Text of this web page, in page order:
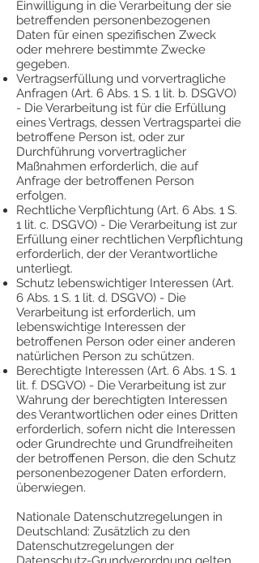
Einwilligung in die Verarbeitung der sie
betreffenden personenbezogenen
Daten für einen spezifischen Zweck
oder mehrere bestimmte Zwecke
gegeben.
Vertragserfüllung und vorvertragliche
Anfragen (Art. 6 Abs. 1 S. 1 lit. b. DSGVO)
- Die Verarbeitung ist für die Erfüllung
eines Vertrags, dessen Vertragspartei die
betroffene Person ist, oder zur
Durchführung vorvertraglicher
Maßnahmen erforderlich, die auf
Anfrage der betroffenen Person
erfolgen.
Rechtliche Verpflichtung (Art. 6 Abs. 1 S.
1 lit. c. DSGVO) - Die Verarbeitung ist zur
Erfüllung einer rechtlichen Verpflichtung
erforderlich, der der Verantwortliche
unterliegt.
Schutz lebenswichtiger Interessen (Art.
6 Abs. 1 S. 1 lit. d. DSGVO) - Die
Verarbeitung ist erforderlich, um
lebenswichtige Interessen der
betroffenen Person oder einer anderen
natürlichen Person zu schützen.
Berechtigte Interessen (Art. 6 Abs. 1 S. 1
lit. f. DSGVO) - Die Verarbeitung ist zur
Wahrung der berechtigten Interessen
des Verantwortlichen oder eines Dritten
erforderlich, sofern nicht die Interessen
oder Grundrechte und Grundfreiheiten
der betroffenen Person, die den Schutz
personenbezogener Daten erfordern,
überwiegen.
Nationale Datenschutzregelungen in
Deutschland: Zusätzlich zu den
Datenschutzregelungen der